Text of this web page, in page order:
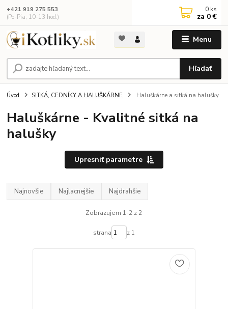
Menu
Hľadať
+421 919 275 553
(Po-Pia, 10-13 hod.)
0 ks
za 0 €
Úvod SITKÁ, CEDNÍKY A HALUŠKÁRNE Haluškárne a sitká na halušky
Haluškárne - Kvalitné sitká na
halušky
Upresniť parametre
Najnovšie Najlacnejšie Najdrahšie
Zobrazujem 1-2 z 2
strana z 1